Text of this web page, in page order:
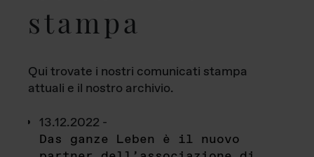
stampa
Qui trovate i nostri comunicati stampa
attuali e il nostro archivio.
13.12.2022 -
Das ganze Leben è il nuovo